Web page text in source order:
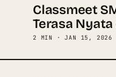
Classmeet
Terasa
2 MIN · JAN 15, 2026